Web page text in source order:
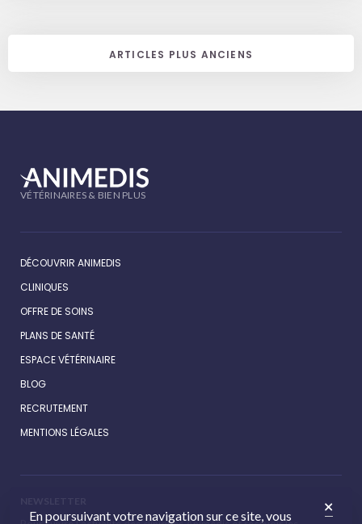
ARTICLES PLUS ANCIENS
VÉTÉRINAIRES & BIEN PLUS
DÉCOUVRIR ANIMEDIS
CLINIQUES
OFFRE DE SOINS
PLANS DE SANTÉ
ESPACE VÉTÉRINAIRE
BLOG
RECRUTEMENT
MENTIONS LÉGALES
En poursuivant votre navigation sur ce site, vous